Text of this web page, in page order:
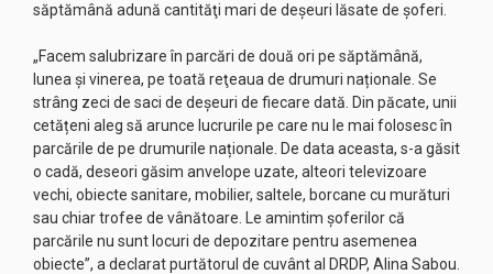
săptămână adună cantităţi mari de deşeuri lăsate de şoferi.
„Facem salubrizare în parcări de două ori pe săptămână,
lunea şi vinerea, pe toată reţeaua de drumuri naționale. Se
strâng zeci de saci de deșeuri de fiecare dată. Din păcate, unii
cetățeni aleg să arunce lucrurile pe care nu le mai folosesc în
parcările de pe drumurile naționale. De data aceasta, s-a găsit
o cadă, deseori găsim anvelope uzate, alteori televizoare
vechi, obiecte sanitare, mobilier, saltele, borcane cu murături
sau chiar trofee de vânătoare. Le amintim şoferilor că
parcările nu sunt locuri de depozitare pentru asemenea
obiecte”, a declarat purtătorul de cuvânt al DRDP, Alina Sabou.